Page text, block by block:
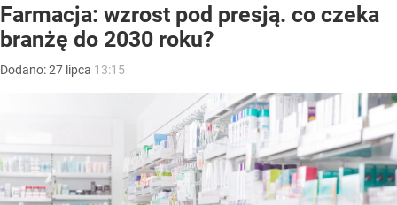
Farmacja: wzrost pod presją. co czeka
branżę do 2030 roku?
Dodano:27 lipca 13:15